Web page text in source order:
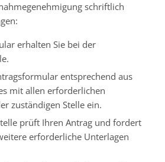
schriftlich
erhalten Sie bei der
entsprechend aus
mit allen erforderlichen
zuständigen Stelle ein.
prüft Ihren Antrag und fordert
erforderliche Unterlagen